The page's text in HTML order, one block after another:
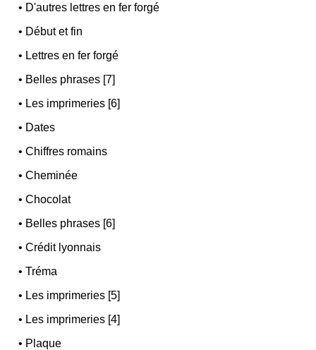
• D'autres lettres en fer forgé
• Début et fin
• Lettres en fer forgé
• Belles phrases [7]
• Les imprimeries [6]
• Dates
•Chiffres romains
•Cheminée
•Chocolat
• Belles phrases [6]
•Crédit lyonnais
•Tréma
• Les imprimeries [5]
• Les imprimeries [4]
• Plaque